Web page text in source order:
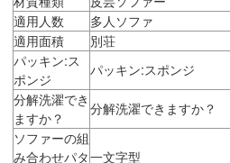
適用人数
多人ソファ
適用面積
別荘
パッキン:ス
ポンジ
パッキン:スポンジ
分解洗濯でき
ますか？
分解洗濯できますか？
ソファーの組
み合わせパタ一文字型